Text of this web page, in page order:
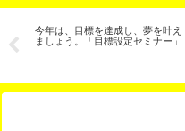
今年は、目標を達成し、夢を叶え
ましょう。「目標設定セミナー」